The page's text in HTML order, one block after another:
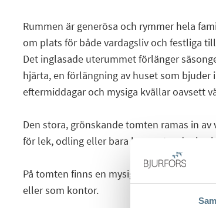
Rummen är generösa och rymmer hela
om plats för både vardagsliv och festliga
Det inglasade uterummet förlänger
hjärta, en förlängning av huset som bjuder
eftermiddagar och mysiga kvällar oavsett
Den stora, grönskande tomten ramas in
för lek, odling eller bara lugna stunder i
På tomten finns en mysig gäststuga att
eller som kontor.